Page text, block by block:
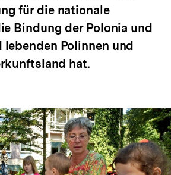
für die nationale
Bindung der Polonia und
lebenden Polinnen und
hat.